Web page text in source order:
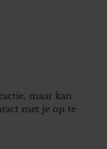
maar kan
met je op te